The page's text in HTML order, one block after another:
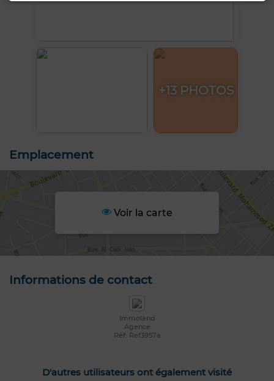
+13 PHOTOS
Emplacement
Voir la carte
Informations de contact
Immoland
Agence
Réf: Ref3957a
D'autres utilisateurs ont également visité